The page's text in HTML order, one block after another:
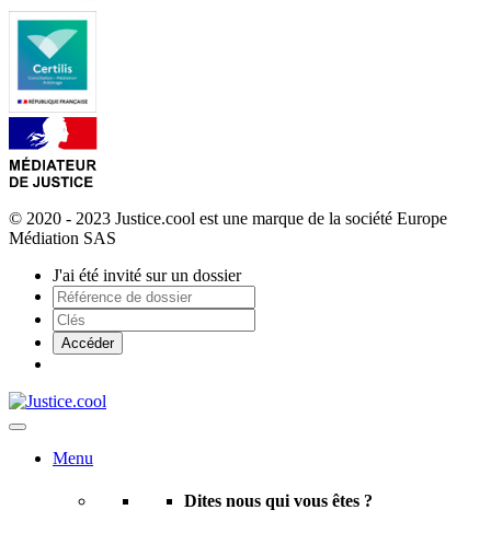
© 2020 - 2023 Justice.cool est une marque de la société Europe
Médiation SAS
J'ai été invité sur un dossier
Menu
Dites nous qui vous êtes ?